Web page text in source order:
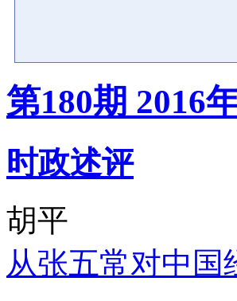
第180期 2016
时政述评
胡平
从张五常对中国